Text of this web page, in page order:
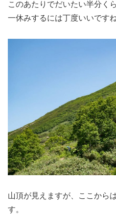
このあたりでだいたい半分くら
一休みするには丁度いいですね
山頂が見えますが、ここから
す。